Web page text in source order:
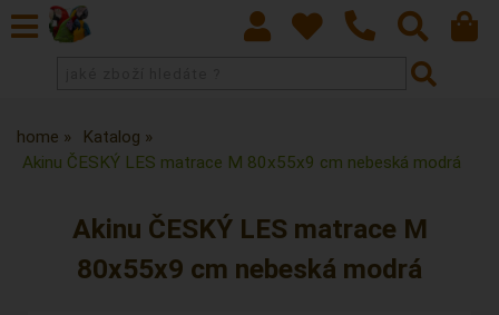
home
Katalog
Akinu ČESKÝ LES matrace M 80x55x9 cm nebeská modrá
Akinu ČESKÝ LES matrace M
80x55x9 cm nebeská modrá